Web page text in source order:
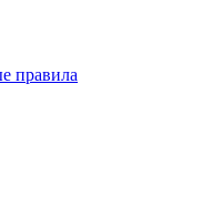
правила